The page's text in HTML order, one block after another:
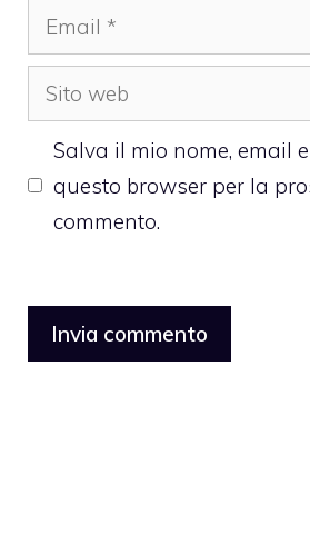
Email
Sito
web
Salva il mio nome, email
questo browser per la
commento.